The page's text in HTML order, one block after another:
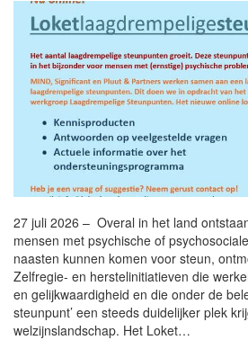
27 juli 2026 – Overal in het land
mensen met psychische of
naasten kunnen komen voor steun,
Zelfregie- en herstelinitiatieven die
en gelijkwaardigheid en die onder de
steunpunt’ een steeds duidelijker plek
welzijnslandschap. Het Loket…